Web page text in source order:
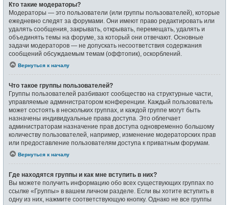
Кто такие модераторы?
Модераторы — это пользователи (или группы пользователей), которые
ежедневно следят за форумами. Они имеют право редактировать или
удалять сообщения, закрывать, открывать, перемещать, удалять и
объединять темы на форуме, за который они отвечают. Основные
задачи модераторов — не допускать несоответствия содержания
сообщений обсуждаемым темам (оффтопик), оскорблений.
Вернуться к началу
Что такое группы пользователей?
Группы пользователей разбивают сообщество на структурные части,
управляемые администратором конференции. Каждый пользователь
может состоять в нескольких группах, и каждой группе могут быть
назначены индивидуальные права доступа. Это облегчает
администраторам назначение прав доступа одновременно большому
количеству пользователей, например, изменение модераторских прав
или предоставление пользователям доступа к приватным форумам.
Вернуться к началу
Где находятся группы и как мне вступить в них?
Вы можете получить информацию обо всех существующих группах по
ссылке «Группы» в вашем личном разделе. Если вы хотите вступить в
одну из них, нажмите соответствующую кнопку. Однако не все группы